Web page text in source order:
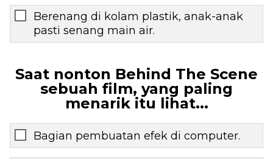
Berenang di kolam plastik, anak-anak
pasti senang main air.
Saat nonton Behind The Scene
sebuah film, yang paling
menarik itu lihat...
Bagian pembuatan efek di computer.